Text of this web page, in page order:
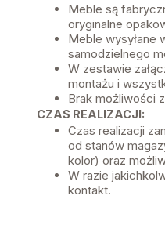
Meble są
oryginalne
Meble wysyłane
samodzielnego
W zestawie
montażu i
Brak możliwości
CZAS REALIZACJI:
Czas realizacji
od stanów
kolor) oraz
W razie
kontakt.